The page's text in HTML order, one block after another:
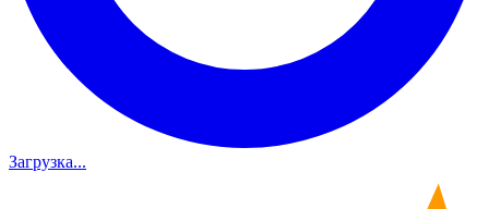
Загрузка...